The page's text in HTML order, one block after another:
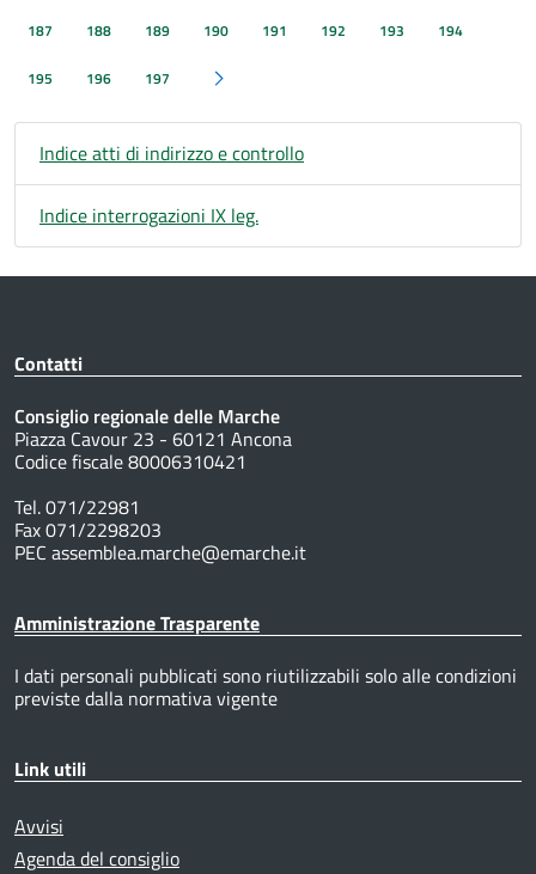
187 188 189 190 191 192 193 194
195 196 197 Pagina successiva
Indice atti di indirizzo e controllo
Indice interrogazioni IX leg.
Contatti
Consiglio regionale delle Marche
Piazza Cavour 23 - 60121 Ancona
Codice fiscale 80006310421
Tel. 071/22981
Fax 071/2298203
PEC assemblea.marche@emarche.it
Amministrazione Trasparente
I dati personali pubblicati sono riutilizzabili solo alle condizioni
previste dalla normativa vigente
Link utili
Avvisi
Agenda del consiglio